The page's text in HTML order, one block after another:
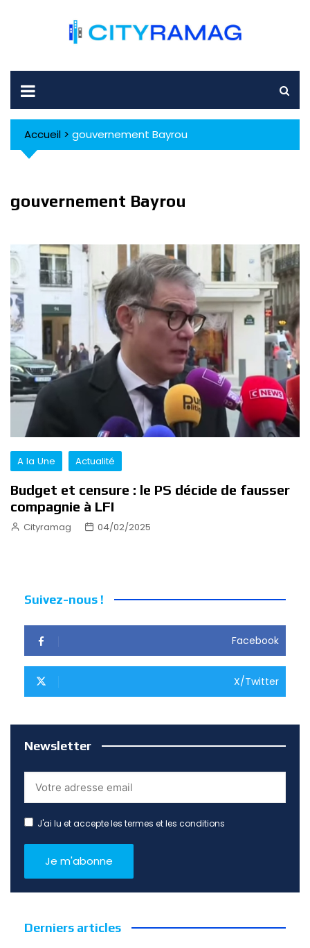
Accueil > gouvernement Bayrou
gouvernement Bayrou
A la Une Actualité
Budget et censure : le PS décide de fausser
compagnie à LFI
Cityramag 04/02/2025
Suivez-nous !
Facebook
X/Twitter
Newsletter
J'ai lu et accepte les termes et les conditions
Derniers articles